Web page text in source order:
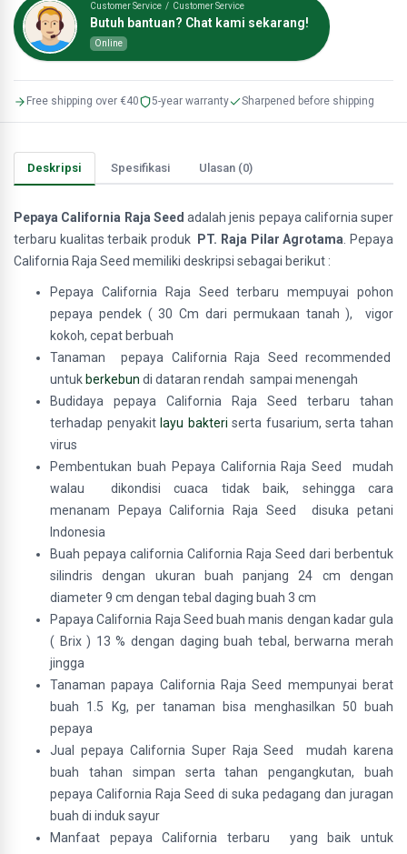
Customer Service / Customer Service
Butuh bantuan? Chat kami sekarang!
Online
Free shipping over €40 5-year warranty Sharpened before shipping
Deskripsi Spesifikasi Ulasan (0)
Pepaya California Raja Seed adalah jenis pepaya california super
terbaru kualitas terbaik produk
PT. Raja Pilar Agrotama . Pepaya
California Raja Seed memiliki deskripsi sebagai berikut :
Pepaya California Raja Seed terbaru mempuyai pohon
pepaya pendek ( 30 Cm dari permukaan tanah ), vigor
kokoh, cepat berbuah
Tanaman pepaya California Raja Seed recommended
untuk berkebun di dataran rendah sampai menengah
Budidaya pepaya California Raja Seed terbaru tahan
terhadap penyakit layu bakteri serta fusarium, serta tahan
virus
Pembentukan buah Pepaya California Raja Seed mudah
walau dikondisi cuaca tidak baik, sehingga cara
menanam Pepaya California Raja Seed disuka petani
Indonesia
Buah pepaya california California Raja Seed dari berbentuk
silindris dengan ukuran buah panjang 24 cm dengan
diameter 9 cm dengan tebal daging buah 3 cm
Papaya California Raja Seed buah manis dengan kadar gula
( Brix ) 13 % dengan daging buah tebal, berwarna merah
jingga
Tanaman papaya California Raja Seed mempunyai berat
buah 1.5 Kg, per tanaman bisa menghasilkan 50 buah
pepaya
Jual pepaya California Super Raja Seed mudah karena
buah tahan simpan serta tahan pengangkutan, buah
pepaya California Raja Seed di suka pedagang dan juragan
buah di induk sayur
Manfaat pepaya California terbaru yang baik untuk